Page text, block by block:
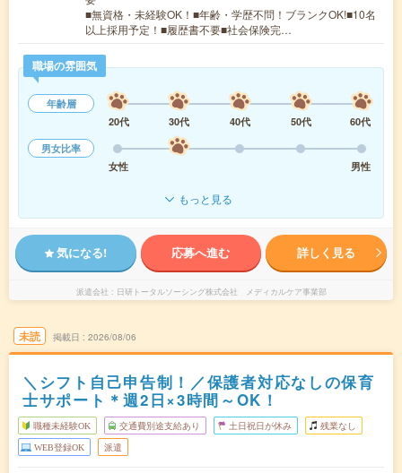
■無資格・未経験OK！■年齢・学歴不問！ブランクOK!■10名
以上採用予定！■履歴書不要■社会保険完…
職場の雰囲気
年齢層
20代
30代 40代 50代
60代
男女比率
女性
男性
もっと見る
気になる! 応募へ進む 詳しく見る
派遣会社 日研トータルソーシング株式会社 メディカルケア事業部
未読 掲載日 2026/08/06
＼シフト自己申告制！／保護者対応なしの保育
士サポート＊週2日×3時間～OK！
職種未経験OK 交通費別途支給あり 土日祝日が休み 残業なし
WEB登録OK 派遣